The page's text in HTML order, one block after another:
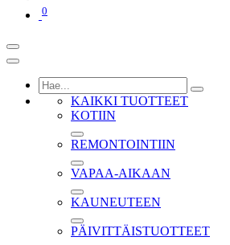
0
KAIKKI TUOTTEET
KOTIIN
REMONTOINTIIN
VAPAA-AIKAAN
KAUNEUTEEN
PÄIVITTÄISTUOTTEET